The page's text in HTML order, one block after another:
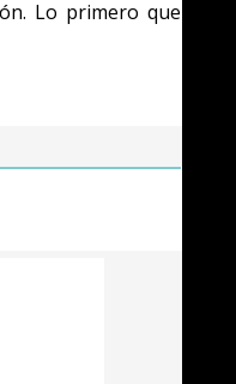
Lo primero que